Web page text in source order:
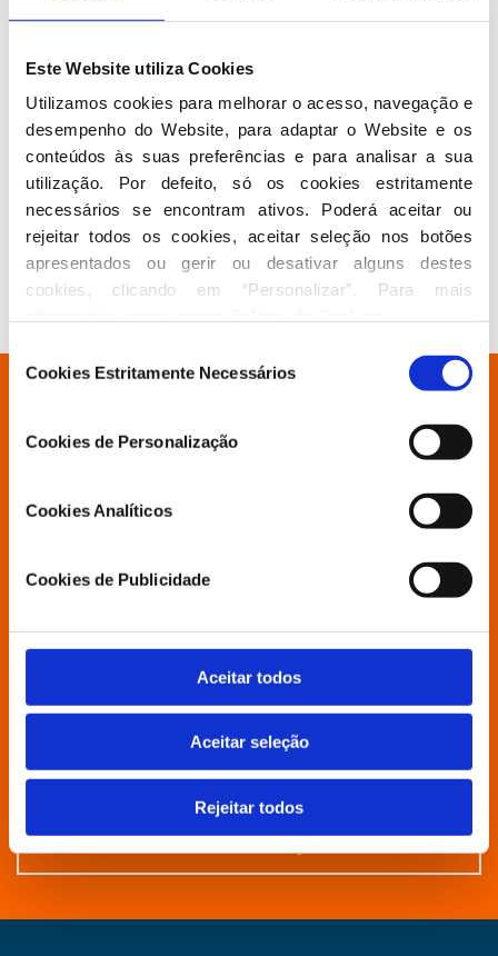
Este Website utiliza Cookies
Utilizamos cookies para melhorar o acesso, navegação e
desempenho do Website, para adaptar o Website e os
conteúdos às suas preferências e para analisar a sua
utilização. Por defeito, só os cookies estritamente
necessários se encontram ativos. Poderá aceitar ou
rejeitar todos os cookies, aceitar seleção nos botões
apresentados ou gerir ou desativar alguns destes
cookies, clicando em “Personalizar”. Para mais
Seleção
deCookies Estritamente Necessários
Cookies de Personalização
Cookies Analíticos
Cookies de Publicidade
Aceitar todos
Aceitar seleção
Rejeitar todos
públicas”.
“Há um Primeiro-Ministro e há um país. Com este
Primeiro-Ministro não há nada, há gestão do dia a dia. (…)
O que não está bem é os desmandos que nos levam à
bancarrota e que o PS nos habituou. (…) Ontem, o
Primeiro-Ministro disse que não é o Primeiro-Ministro dos
médicos, dos professores, chegou até dizer que não era o
Primeiro-Ministro dos jornalistas. Só que os médicos, os
professores, as forças de segurança, os oficiais de justiça
são portugueses que precisam de ver resolvidos os seus
problemas”
, salientou.
Aderir
Distritais e Secções